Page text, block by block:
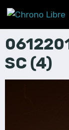
SC (4)